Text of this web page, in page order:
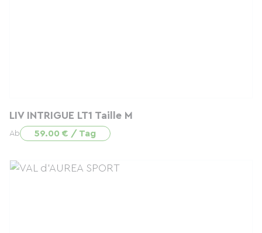
LIV INTRIGUE LT1 Taille M
Ab 59.00 € / Tag